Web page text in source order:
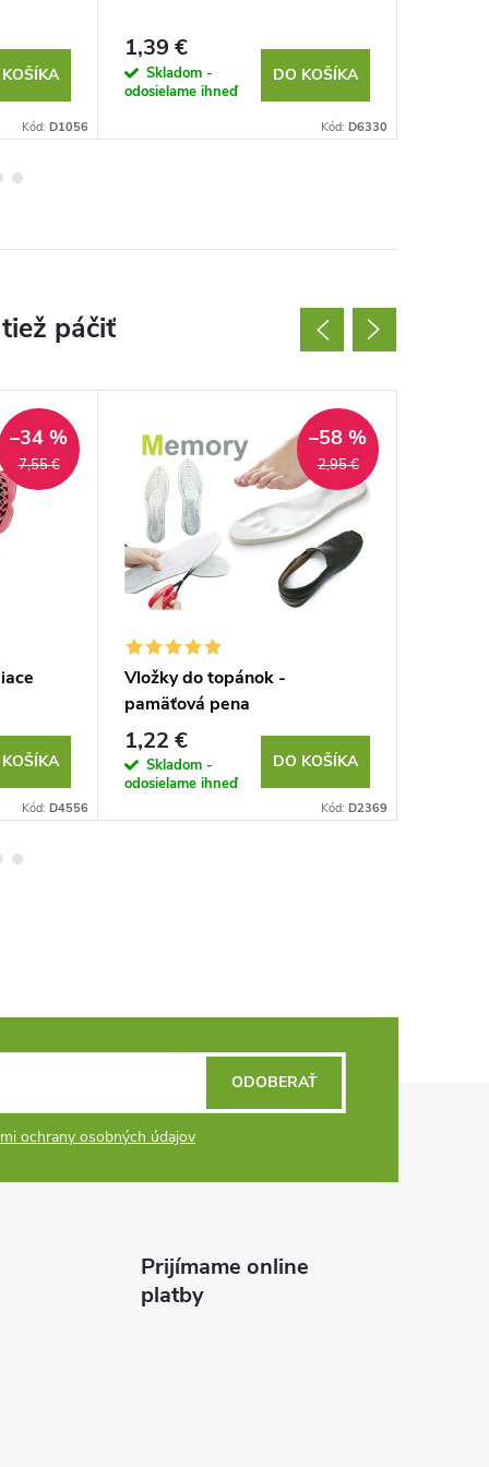
Kód: D1056
1,39 €
Skladom -
odosielame ihneď
DO KOŠÍKA
Kód: D6330
7,55 €
–34 %
Kód: D4556
2,95 €
–58 %
Vložky do topánok -
pamäťová pena
1,22 €
Skladom -
odosielame ihneď
DO KOŠÍKA
Kód: D2369
ochrany osobných údajov
ODOBERAŤ
Prijímame online
platby